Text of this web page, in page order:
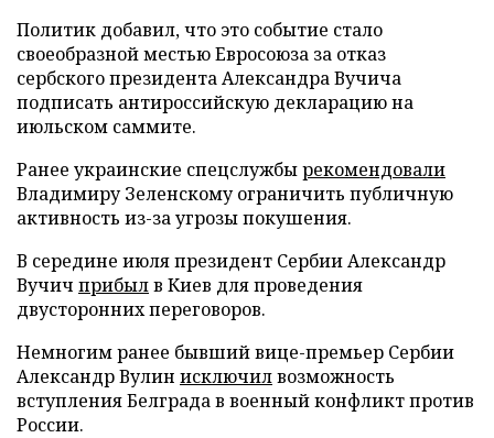
Политик добавил, что это событие стало
своеобразной местью Евросоюза за отказ
сербского президента Александра Вучича
подписать антироссийскую декларацию на
июльском саммите.
Ранее украинские спецслужбырекомендовали
Владимиру Зеленскому ограничить публичную
активность из-за угрозы покушения.
В середине июля президент Сербии Александр
Вучич прибылв Киев для проведения
двусторонних переговоров.
Немногим ранее бывший вице-премьер Сербии
Александр Вулин исключилвозможность
вступления Белграда в военный конфликт против
России.